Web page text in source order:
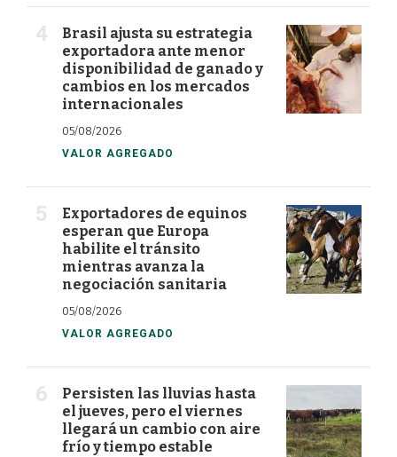
Brasil ajusta su estrategia
exportadora ante menor
disponibilidad de ganado y
cambios en los mercados
internacionales
05/08/2026
VALOR AGREGADO
Exportadores de equinos
esperan que Europa
habilite el tránsito
mientras avanza la
negociación sanitaria
05/08/2026
VALOR AGREGADO
Persisten las lluvias hasta
el jueves, pero el viernes
llegará un cambio con aire
frío y tiempo estable